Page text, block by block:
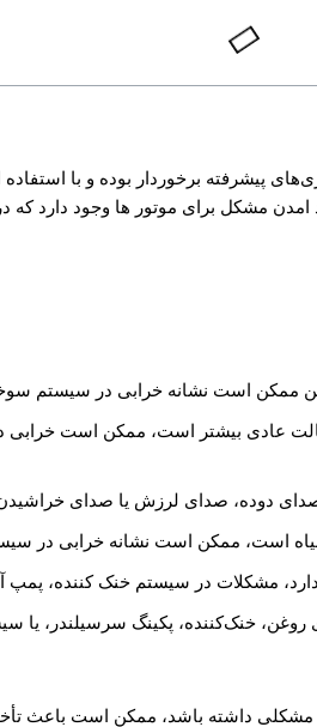
پیشرفته برخوردار بوده و با
مشکل برای موتور ها وجود دارد که در
ممکن است نشانه خرابی در سیستم
عادی بیشتر است، ممکن است
صدای دوده، صدای لرزش یا صدای
است، ممکن است نشانه خرابی در
مشکلات در سیستم خنک کننده،
خنک‌کننده، پکینگ سرسیلندر، یا
مشکلی داشته باشد، ممکن است